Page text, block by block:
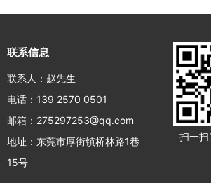
联系信息
联系人：赵先生
电话：139 2570 0501
邮箱：275297253@qq.com
地址：东莞市厚街镇桥林路1巷
15号
扫一